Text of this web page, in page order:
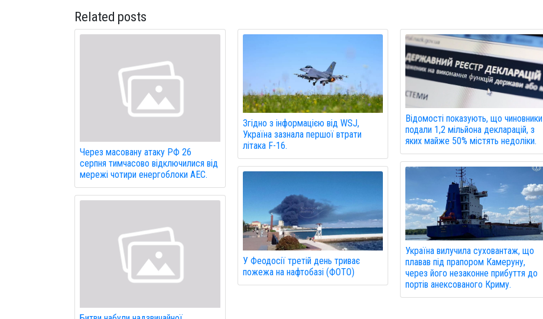
Related posts
Через масовану атаку РФ 26
серпня тимчасово відключилися від
мережі чотири енергоблоки АЕС.
Згідно з інформацією від WSJ,
Україна зазнала першої втрати
літака F-16.
У Феодосії третій день триває
пожежа на нафтобазі (ФОТО)
Відомості показують, що чиновники
подали 1,2 мільйона декларацій, з
яких майже 50% містять недоліки.
Україна вилучила суховантаж, що
плавав під прапором Камеруну,
через його незаконне прибуття до
портів анексованого Криму.